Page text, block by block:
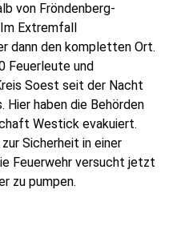
von Fröndenberg-
Extremfall
dann den kompletten Ort.
Feuerleute und
Soest seit der Nacht
Hier haben die Behörden
Westick evakuiert.
Sicherheit in einer
Feuerwehr versucht jetzt
zu pumpen.